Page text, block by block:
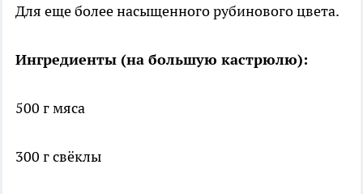
Для еще более насыщенного рубинового цвета.
Ингредиенты (на большую кастрюлю):
500 г мяса
300 г свёклы